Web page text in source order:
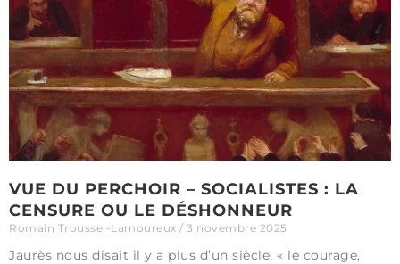
VUE DU PERCHOIR – SOCIALISTES : LA
CENSURE OU LE DÉSHONNEUR
Romain Troussel-Lamoureux 3 novembre 2025
Jaurès nous disait il y a plus d’un siècle, « le courage,